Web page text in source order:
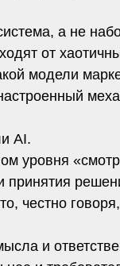
а не
от
модели
AI.
уровня
принятия
честно
и